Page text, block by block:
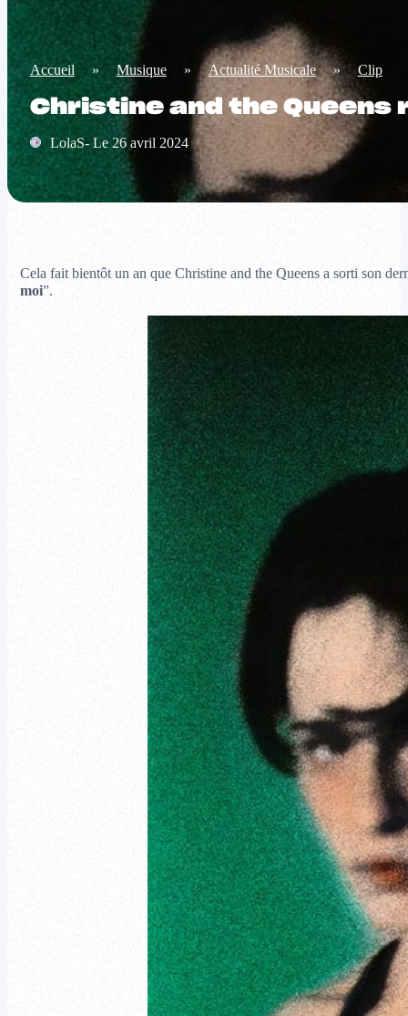
Accueil » Musique » Actualité Musicale » Clip
Christine and the
LolaS- Le 26 avril 2024
Cela fait bientôt un an que Christine and the Queens a sorti son
moi”.